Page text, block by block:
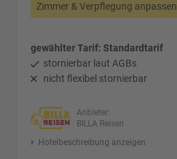
Zimmer & Verpflegung anpassen
gewählter Tarif: Standardtarif
stornierbar laut AGBs
nicht flexibel stornierbar
Anbieter:
BILLA Reisen
Hotelbeschreibung anzeigen